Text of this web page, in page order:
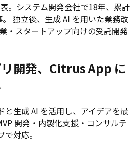
。システム開発会社で18年、累計
独立後、生成 AI を用いた業務改
・スタートアップ向けの受託開発
開発、Citrus App に
と生成 AI を活用し、アイデアを最
開発・内製化支援・コンサルテ
対応。